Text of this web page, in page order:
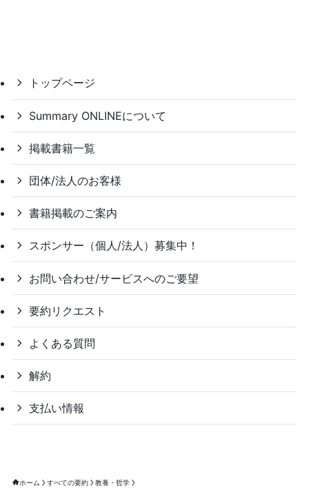
トップページ
Summary ONLINEについて
掲載書籍一覧
団体/法人のお客様
書籍掲載のご案内
スポンサー（個人/法人）募集中！
お問い合わせ/サービスへのご要望
要約リクエスト
よくある質問
解約
支払い情報
ホーム すべての要約 教養・哲学